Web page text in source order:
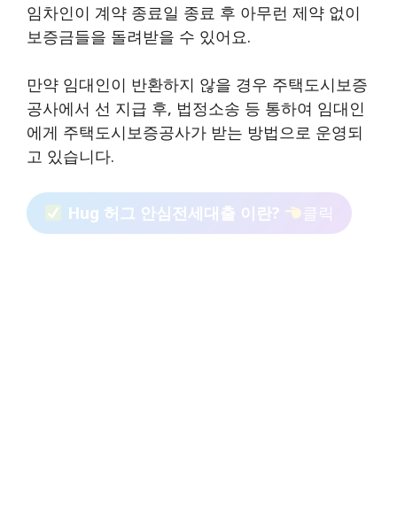
임차인이 계약 종료일 종료 후 아무런 제약 없이
보증금들을 돌려받을 수 있어요.
만약 임대인이 반환하지 않을 경우 주택도시보증
공사에서 선 지급 후, 법정소송 등 통하여 임대인
에게 주택도시보증공사가 받는 방법으로 운영되
고 있습니다.
Hug 허그 안심전세대출 이란? 클릭